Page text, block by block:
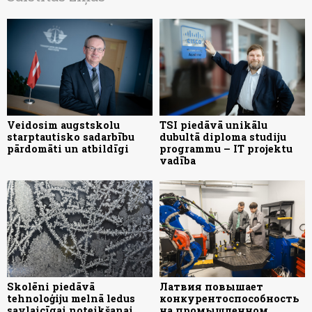
Veidosim augstskolu
starptautisko sadarbību
pārdomāti un atbildīgi
TSI piedāvā unikālu
dubultā diploma studiju
programmu – IT projektu
vadība
Skolēni piedāvā
tehnoloģiju melnā ledus
Латвия повышает
конкурентоспособность